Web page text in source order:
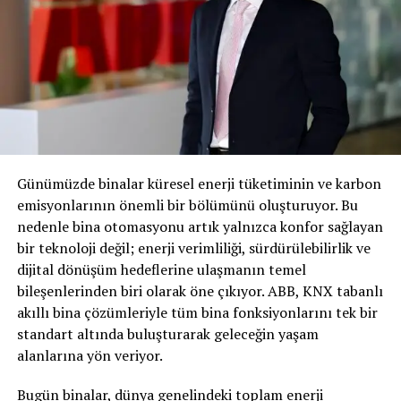
Orhan Yüce, aynı zamanda derneğin 2010 yılına kadar
“Onursal Başkan”lığını da yapmıştır.
* Yüce Auto, ISO 9001 ve VW Grup TÜV kalite yönetimi
sertifikalarına sahiptir.
Yüce Auto A.Ş. Türkiye genelinde 49 Yetkili Satış &
hizmet vermektedir.
* 2021 yılında 25 bin 228 araç teslim eden Yüce Auto, bu
adetle %4.5 pazar payı elde etmiştir.
* 2019 yılında Škoda Distribütörleri arasında Satış
Sonrası Hizmetler dalında yılın ithalatçısı ödülünü
almıştır.
* 2022 yılında Yüce Auto, elde ettiği üstün başarıyla
Škoda Auto tarafından satış performansına göre verilen
Günümüzde binalar küresel enerji tüketiminin ve karbon
emisyonlarının önemli bir bölümünü oluşturuyor. Bu
nedenle bina otomasyonu artık yalnızca konfor sağlayan
bir teknoloji değil; enerji verimliliği, sürdürülebilirlik ve
dijital dönüşüm hedeflerine ulaşmanın temel
bileşenlerinden biri olarak öne çıkıyor. ABB, KNX tabanlı
akıllı bina çözümleriyle tüm bina fonksiyonlarını tek bir
standart altında buluşturarak geleceğin yaşam
alanlarına yön veriyor.
Bugün binalar, dünya genelindeki toplam enerji